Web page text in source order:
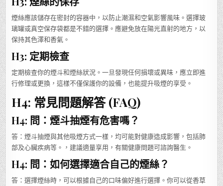
煙絲應該儲存在密封的容器中，以防止潮濕和空氣影響風味。選擇玻
璃罐或真空保存袋都是不錯的選擇。應避免放在陽光直射的地方，以
保持其色澤和香氣。
H3: 定期檢查
定期檢查你的煙斗和煙絲狀況。一旦發現任何損壞或異味，應立即進
行修理或更換，這樣不僅保護你的設備，也能提升吸煙的享受。
H4: 常見問題解答 (FAQ)
H4: 問：煙斗抽煙有危害嗎？
答：煙斗抽煙與其他吸煙方式一樣，均可能對健康造成影響，包括肺
部及心臟疾病等。，建議適量享用，有關健康問題可諮詢醫生。
H4: 問：如何選擇適合自己的煙絲？
答：選擇煙絲時，可以根據自己的口味偏好進行選擇。你可以從香草